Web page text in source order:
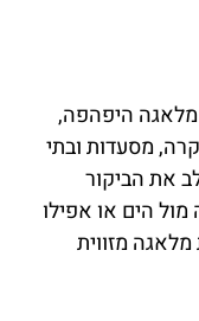
מלאגה היפהפה,
מסעדות ובתי
את הביקור
הים או אפילו
מזווית